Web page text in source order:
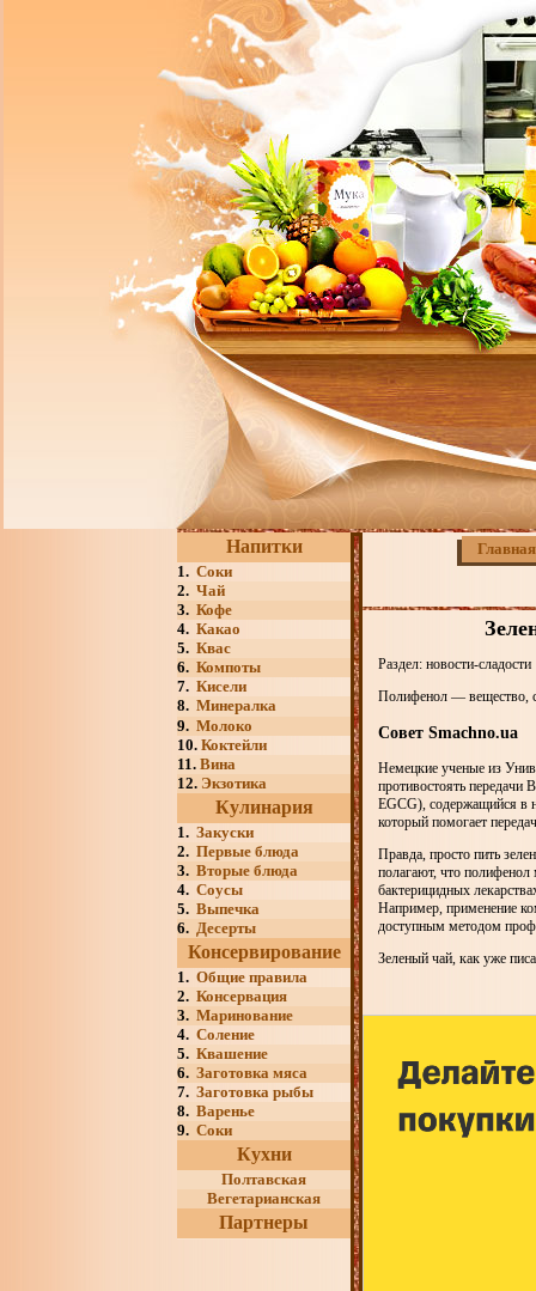
Напитки
1. Соки
2. Чай
3. Кофе
4. Какао
5. Квас
6. Компоты
7. Кисели
8. Минералка
9. Молоко
10. Коктейли
11. Вина
12. Экзотика
Кулинария
1. Закуски
2. Первые блюда
3. Вторые блюда
4. Соусы
5. Выпечка
6. Десерты
Консервирование
1. Общие правила
2. Консервация
3. Маринование
4. Соление
5. Квашение
6. Заготовка мяса
7. Заготовка рыбы
8. Варенье
9. Соки
Кухни
Полтавская
Вегетарианская
Партнеры
Главная
Раздел: новости-сладости
Полифенол — вещество,
Совет Smachno.ua
Немецкие ученые из
противостоять
EGCG), содержащийся в
который помогает
Правда, просто пить
полагают, что полифенол
бактерицидных
Например, применение
доступным методом
Зеленый чай, как уже